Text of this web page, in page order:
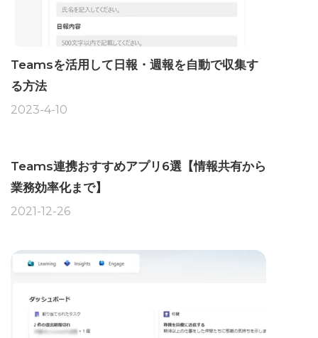
Teamsを活用して日報・週報を自動で収集す
る方法
2023-4-10
Teams連携おすすめアプリ6選【情報共有から
業務効率化まで】
2021-12-26